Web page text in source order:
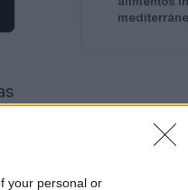
your personal or